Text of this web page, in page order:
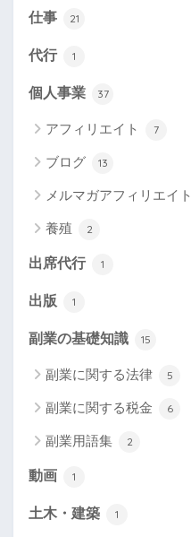
仕事 21
代行 1
個人事業 37
アフィリエイト 7
ブログ 13
メルマガアフィリエイト
養殖 2
出席代行 1
出版 1
副業の基礎知識 15
副業に関する法律 5
副業に関する税金 6
副業用語集 2
動画 1
土木・建築 1